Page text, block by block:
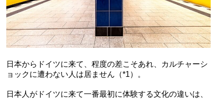
日本からドイツに来て、程度の差こそあれ、カルチャーシ
ョックに遭わない人は居ません（*1）。
日本人がドイツに来て一番最初に体験する文化の違いは、